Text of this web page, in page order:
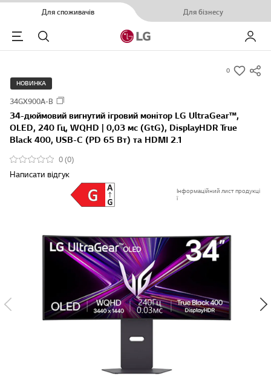
Для споживачів Для бізнесу
Menu
Пошук Мій LG
0
s
w
НОВИНКА
34GX900A-B
34-дюймовий вигнутий ігровий монітор LG UltraGear™,
OLED, 240 Гц, WQHD | 0,03 мс (GtG), DisplayHDR True
Black 400, USB-C (PD 65 Вт) та HDMI 2.1
0 (0)
Написати відгук
Інформаційний лист продукці
ї